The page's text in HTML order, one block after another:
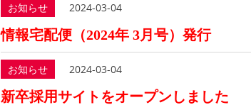
お知らせ 2024-03-04
情報宅配便（2024年 3月号）発行
お知らせ 2024-03-04
新卒採用サイトをオープンしました